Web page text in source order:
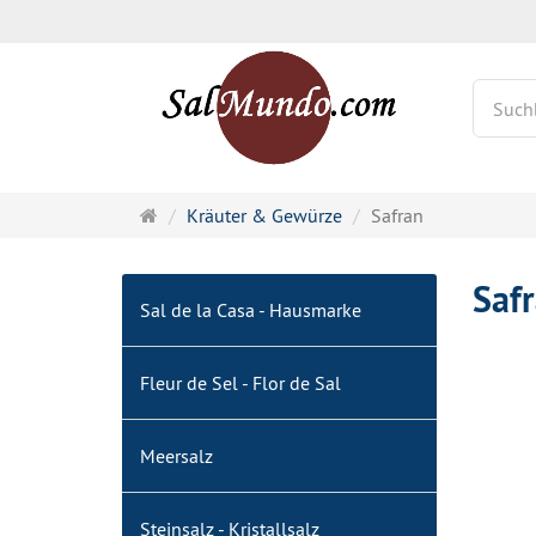
Startseite
Kräuter & Gewürze Safran
Sal de la Casa - Hausmarke
Fleur de Sel - Flor de Sal
Meersalz
Steinsalz - Kristallsalz